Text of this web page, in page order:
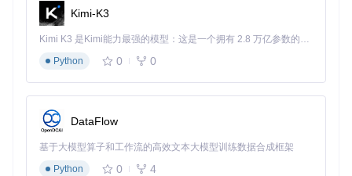
Kimi-K3
Kimi K3 是Kimi能力最强的模型：这是一个拥有 2.8 万亿参数的混合专家（MoE）模型，具备原生视觉理解能力，并支持 100 万 token 的上下文窗口。
Python
0 0
DataFlow
基于大模型算子和工作流的高效文本大模型训练数据合成框架
Python
0 4